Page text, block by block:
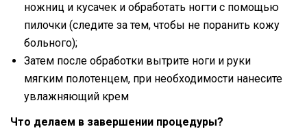
ножниц и кусачек и обработать ногти с помощью
пилочки (следите за тем, чтобы не поранить кожу
больного);
Затем после обработки вытрите ноги и руки
мягким полотенцем, при необходимости нанесите
увлажняющий крем
Что делаем в завершении процедуры?